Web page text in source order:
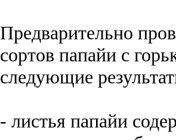
Предварительно
сортов папайи с
следующие
- листья папайи